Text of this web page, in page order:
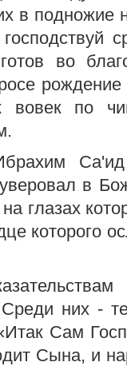
в подножие
во
вовек по
в
глазах
которого
них -
Сам
Сына, и